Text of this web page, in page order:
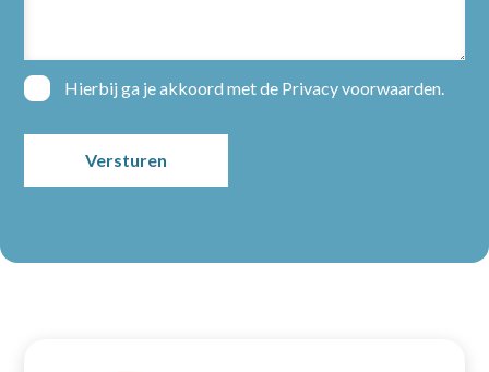
Contact
Hierbij ga je akkoord met de Privacy voorwaarden.